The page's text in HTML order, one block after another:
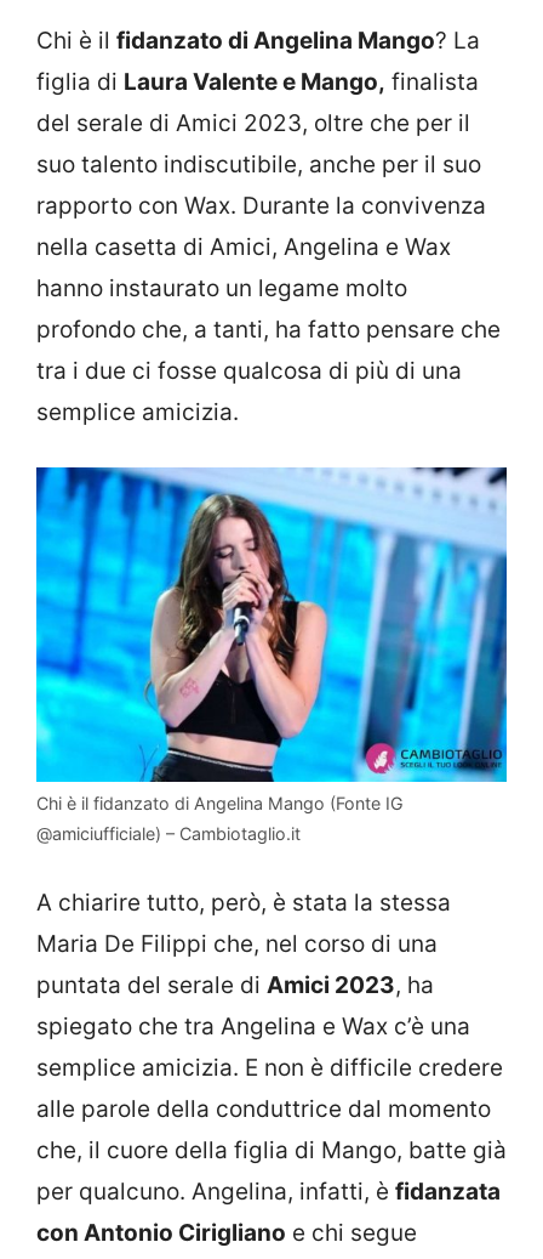
Chi è il fidanzato di Angelina Mango? La
figlia di Laura Valente e Mango, finalista
del serale di Amici 2023, oltre che per il
suo talento indiscutibile, anche per il suo
rapporto con Wax. Durante la convivenza
nella casetta di Amici, Angelina e Wax
hanno instaurato un legame molto
profondo che, a tanti, ha fatto pensare che
tra i due ci fosse qualcosa di più di una
semplice amicizia.
Chi è il fidanzato di Angelina Mango (Fonte IG
@amiciufficiale) – Cambiotaglio.it
A chiarire tutto, però, è stata la stessa
Maria De Filippi che, nel corso di una
puntata del serale di Amici 2023, ha
spiegato che tra Angelina e Wax c’è una
semplice amicizia. E non è difficile credere
alle parole della conduttrice dal momento
che, il cuore della figlia di Mango, batte già
per qualcuno. Angelina, infatti, è fidanzata
con Antonio Cirigliano e chi segue